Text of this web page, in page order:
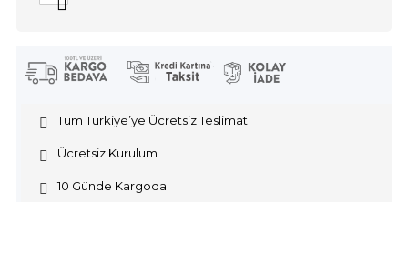
Tüm Türkiye’ye Ücretsiz Teslimat
Ücretsiz Kurulum
10 Günde Kargoda